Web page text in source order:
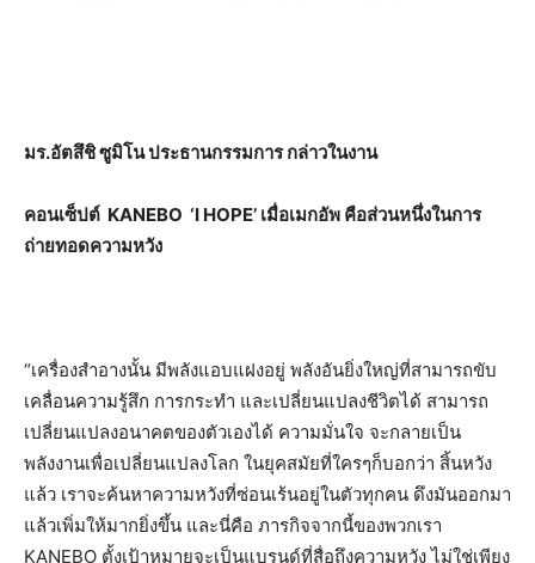
มร.อัตสึชิ ซูมิโน ประธานกรรมการ กล่าวในงาน
คอนเซ็ปต์ KANEBO ‘I HOPE’ เมื่อเมกอัพ คือส่วนหนึ่งในการ
ถ่ายทอดความหวัง
“เครื่องสำอางนั้น มีพลังแอบแฝงอยู่ พลังอันยิ่งใหญ่ที่สามารถขับ
เคลื่อนความรู้สึก การกระทำ และเปลี่ยนแปลงชีวิตได้ สามารถ
เปลี่ยนแปลงอนาคตของตัวเองได้ ความมั่นใจ จะกลายเป็น
พลังงานเพื่อเปลี่ยนแปลงโลก ในยุคสมัยที่ใครๆก็บอกว่า สิ้นหวัง
แล้ว เราจะค้นหาความหวังที่ซ่อนเร้นอยู่ในตัวทุกคน ดึงมันออกมา
แล้วเพิ่มให้มากยิ่งขึ้น และนี่คือ ภารกิจจากนี้ของพวกเรา
KANEBO ตั้งเป้าหมายจะเป็นแบรนด์ที่สื่อถึงความหวัง ไม่ใช่เพียง